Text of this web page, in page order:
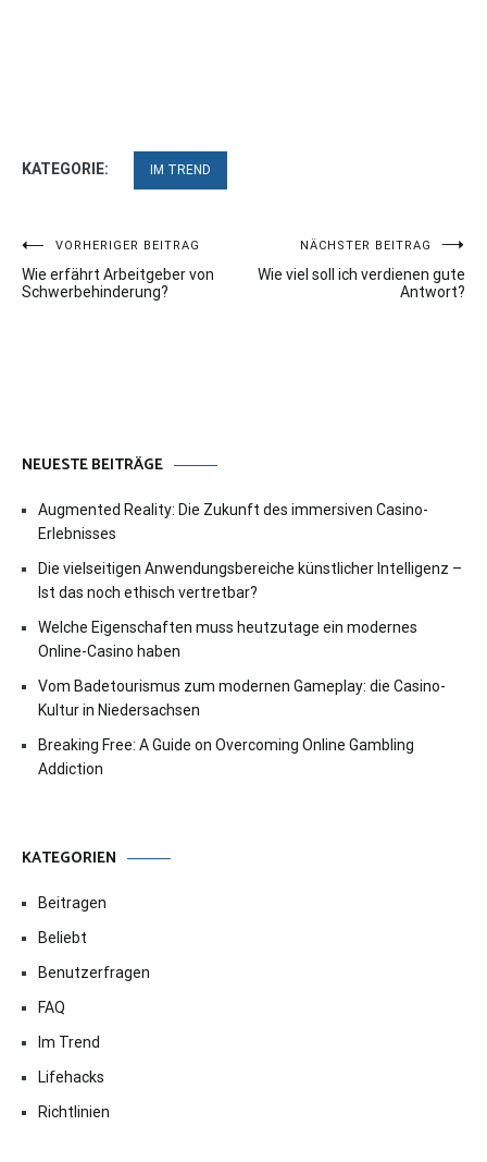
KATEGORIE: IM TREND
Beitragsnavigation
VORHERIGER BEITRAG
Wie erfährt Arbeitgeber von
Schwerbehinderung?
NÄCHSTER BEITRAG
Wie viel soll ich verdienen gute
Antwort?
NEUESTE BEITRÄGE
Augmented Reality: Die Zukunft des immersiven Casino-
Erlebnisses
Die vielseitigen Anwendungsbereiche künstlicher Intelligenz –
Ist das noch ethisch vertretbar?
Welche Eigenschaften muss heutzutage ein modernes
Online-Casino haben
Vom Badetourismus zum modernen Gameplay: die Casino-
Kultur in Niedersachsen
Breaking Free: A Guide on Overcoming Online Gambling
Addiction
KATEGORIEN
Beitragen
Beliebt
Benutzerfragen
FAQ
Im Trend
Lifehacks
Richtlinien